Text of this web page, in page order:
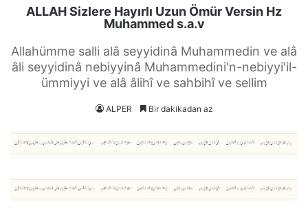
ALLAH Sizlere Hayırlı Uzun Ömür Versin Hz
Muhammed s.a.v
Allahümme salli alâ seyyidinâ Muhammedin ve alâ
âli seyyidinâ nebiyyinâ Muhammedini'n-nebiyyi'il-
ümmiyyi ve alâ âlihî ve sahbihî ve sellim
ALPER Bir dakikadan az